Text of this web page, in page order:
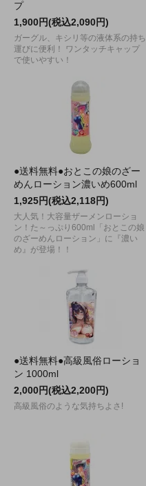
プ
1,900円(税込2,090円)
ガーグル、キシリ等の液体系の持ち
運びに便利！ ワンタッチキャップ
で使いやすい！
●送料無料●おとこの娘のざー
めんローション濃いめ600ml
1,925円(税込2,118円)
大人気！大容量ザーメンローショ
ン！た～っぷり600ml「おとこの娘
のざーめんローション」に『濃い
め』が登場！！
●送料無料●高級風俗ローショ
ン 1000ml
2,000円(税込2,200円)
高級風俗のような気持ちよさ!